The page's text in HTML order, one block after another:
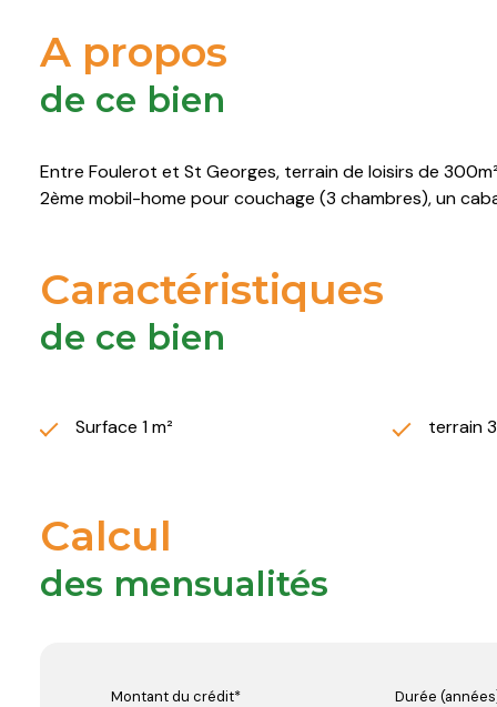
A propos
de ce bien
Entre Foulerot et St Georges, terrain de loisirs de
2ème mobil-home pour couchage (3 chambres), un
Caractéristiques
de ce bien
Surface 1 m² terrain
Calcul
des mensualités
Montant du crédit* Durée